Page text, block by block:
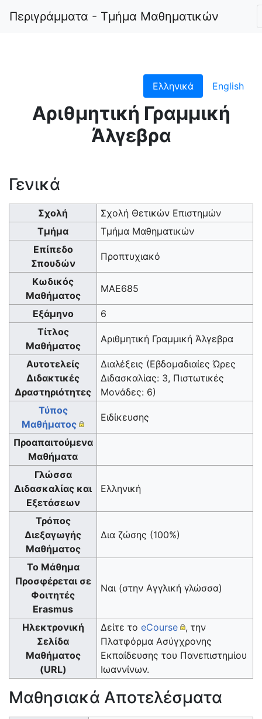
Περιγράμματα - Τμήμα Μαθηματικών
Elective
Ελληνικά English
Αριθμητική Γραμμική
Άλγεβρα
Γενικά
Σχολή
Σχολή Θετικών Επιστημών
Τμήμα
Τμήμα Μαθηματικών
Επίπεδο
Σπουδών
Προπτυχιακό
Κωδικός
Μαθήματος
MAE685
Εξάμηνο
6
Τίτλος
Μαθήματος
Αριθμητική Γραμμική Άλγεβρα
Αυτοτελείς
Διδακτικές
Δραστηριότητες
Διαλέξεις (Εβδομαδιαίες Ώρες
Διδασκαλίας: 3, Πιστωτικές
Μονάδες: 6)
Τύπος
Μαθήματος
Ειδίκευσης
Προαπαιτούμενα
Μαθήματα
Γλώσσα
Διδασκαλίας και
Εξετάσεων
Ελληνική
Τρόπος
Διεξαγωγής
Μαθήματος
Δια ζώσης (100%)
Το Μάθημα
Προσφέρεται σε
Φοιτητές
Erasmus
Ναι (στην Αγγλική γλώσσα)
Ηλεκτρονική
Σελίδα
Μαθήματος
(URL)
Δείτε τοeCourse
, την
Πλατφόρμα Ασύγχρονης
Εκπαίδευσης του Πανεπιστημίου
Ιωαννίνων.
Μαθησιακά Αποτελέσματα